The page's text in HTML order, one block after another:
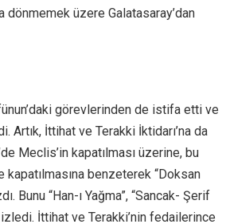
dönmemek üzere Galatasaray’dan
görevlerinden de istifa etti ve
Artık, İttihat ve Terakki İktidarı’na da
Meclis’in kapatılması üzerine, bu
kapatılmasına benzeterek “Doksan
Bunu “Han-ı Yağma”, “Sancak- Şerif
İttihat ve Terakki’nin fedailerince